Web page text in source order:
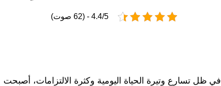
4.4/5 - (62 صوت)
في ظل تسارع وتيرة الحياة اليومية وكثرة الالتزامات، أصبحت